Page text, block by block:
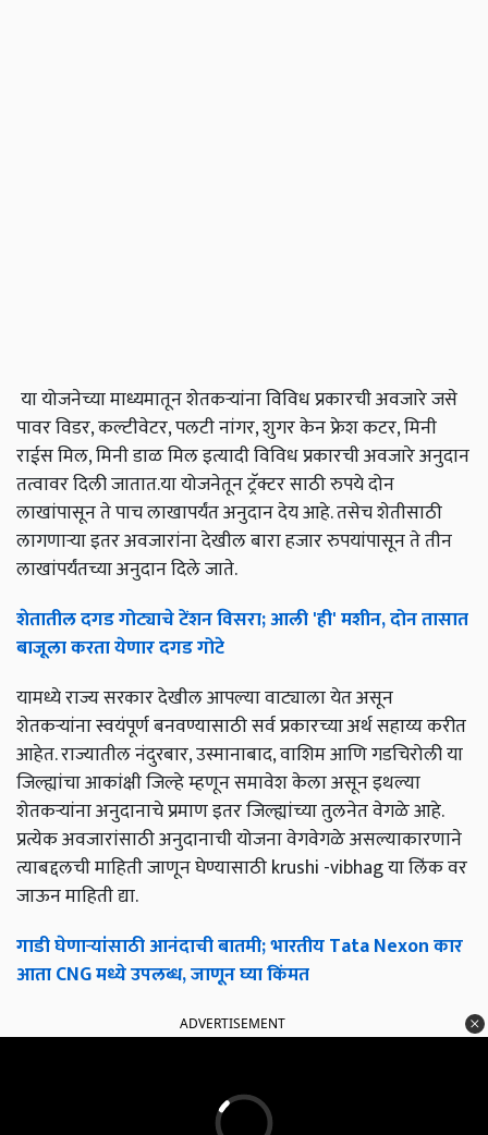
या योजनेच्या माध्यमातून शेतकऱ्यांना विविध प्रकारची अवजारे जसे
पावर विडर, कल्टीवेटर, पलटी नांगर, शुगर केन फ्रेश कटर, मिनी
राईस मिल, मिनी डाळ मिल इत्यादी विविध प्रकारची अवजारे अनुदान
तत्वावर दिली जातात.या योजनेतून ट्रॅक्टर साठी रुपये दोन
लाखांपासून ते पाच लाखापर्यंत अनुदान देय आहे. तसेच शेतीसाठी
लागणाऱ्या इतर अवजारांना देखील बारा हजार रुपयांपासून ते तीन
लाखांपर्यंतच्या अनुदान दिले जाते.
शेतातील दगड गोट्याचे टेंशन विसरा; आली 'ही' मशीन, दोन तासात
बाजूला करता येणार दगड गोटे
यामध्ये राज्य सरकार देखील आपल्या वाट्याला येत असून
शेतकऱ्यांना स्वयंपूर्ण बनवण्यासाठी सर्व प्रकारच्या अर्थ सहाय्य करीत
आहेत. राज्यातील नंदुरबार, उस्मानाबाद, वाशिम आणि गडचिरोली या
जिल्ह्यांचा आकांक्षी जिल्हे म्हणून समावेश केला असून इथल्या
शेतकऱ्यांना अनुदानाचे प्रमाण इतर जिल्ह्यांच्या तुलनेत वेगळे आहे.
प्रत्येक अवजारांसाठी अनुदानाची योजना वेगवेगळे असल्याकारणाने
त्याबद्दलची माहिती जाणून घेण्यासाठी krushi -vibhag या लिंक वर
जाऊन माहिती द्या.
गाडी घेणाऱ्यांसाठी आनंदाची बातमी; भारतीय Tata Nexon कार
आता CNG मध्ये उपलब्ध, जाणून घ्या किंमत
ADVERTISEMENT